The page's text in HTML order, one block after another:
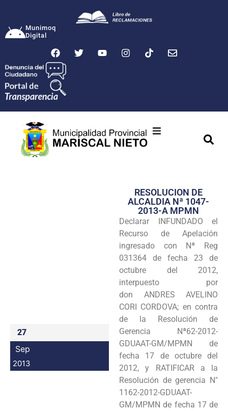
Munimoq
Digital
Transparencia
Seguridad
Programas
Intranet
27
Sep
2013
RESOLUCION DE
ALCALDIA Nª 1047-
2013-A MPMN
Declarar INFUNDADO el
Recurso de Apelación
ingresado con Nª Reg
031364 de fecha 23 de
octubre del 2012,
interpuesto por
don ANDRES AVELINO
CORI CORDOVA; en contra
de la Resolución de
Gerencia Nª62-2012-
GDUAAT-GM/MPMN de
fecha 17 de octubre del
2012, y RATIFICAR a la
Resolución de gerencia N"
1162-2012-GDUAAT-
GM/MPMN de fecha 17 de